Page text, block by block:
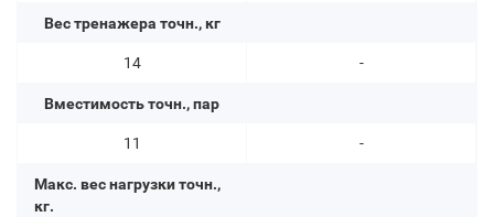
Вес тренажера точн., кг
14
Вместимость точн., пар
11
Макс. вес нагрузки точн.,
кг.
-
-